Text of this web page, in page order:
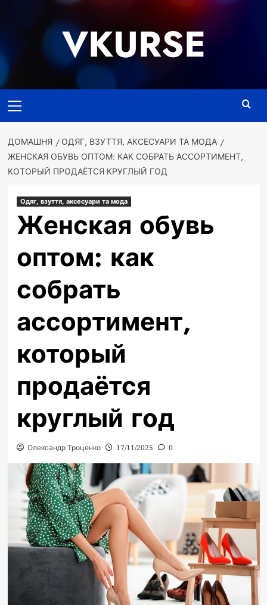
VKURSE
меню
ДОМАШНЯ
ОДЯГ, ВЗУТТЯ, АКСЕСУАРИ ТА МОДА
ЖЕНСКАЯ ОБУВЬ ОПТОМ: КАК СОБРАТЬ АССОРТИМЕНТ,
КОТОРЫЙ ПРОДАЁТСЯ КРУГЛЫЙ ГОД
Одяг, взуття, аксесуари та мода
Женская обувь
оптом: как
собрать
ассортимент,
который
продаётся
круглый год
Олександр Троценко 17/11/2025 0